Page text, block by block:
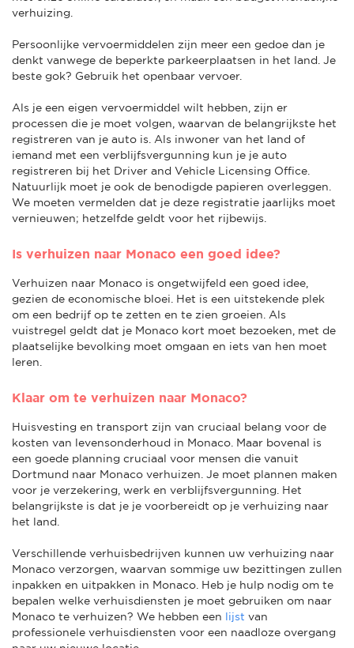
verhuizing.
Persoonlijke vervoermiddelen zijn meer een gedoe dan je
denkt vanwege de beperkte parkeerplaatsen in het land. Je
beste gok? Gebruik het openbaar vervoer.
Als je een eigen vervoermiddel wilt hebben, zijn er
processen die je moet volgen, waarvan de belangrijkste het
registreren van je auto is. Als inwoner van het land of
iemand met een verblijfsvergunning kun je je auto
registreren bij het Driver and Vehicle Licensing Office.
Natuurlijk moet je ook de benodigde papieren overleggen.
We moeten vermelden dat je deze registratie jaarlijks moet
vernieuwen; hetzelfde geldt voor het rijbewijs.
Is verhuizen naar Monaco een goed idee?
Verhuizen naar Monaco is ongetwijfeld een goed idee,
gezien de economische bloei. Het is een uitstekende plek
om een bedrijf op te zetten en te zien groeien. Als
vuistregel geldt dat je Monaco kort moet bezoeken, met de
plaatselijke bevolking moet omgaan en iets van hen moet
leren.
Klaar om te verhuizen naar Monaco?
Huisvesting en transport zijn van cruciaal belang voor de
kosten van levensonderhoud in Monaco. Maar bovenal is
een goede planning cruciaal voor mensen die vanuit
Dortmund naar Monaco verhuizen. Je moet plannen maken
voor je verzekering, werk en verblijfsvergunning. Het
belangrijkste is dat je je voorbereidt op je verhuizing naar
het land.
Verschillende verhuisbedrijven kunnen uw verhuizing naar
Monaco verzorgen, waarvan sommige uw bezittingen zullen
inpakken en uitpakken in Monaco. Heb je hulp nodig om te
bepalen welke verhuisdiensten je moet gebruiken om naar
Monaco te verhuizen? We hebben een lijst van
professionele verhuisdiensten voor een naadloze overgang